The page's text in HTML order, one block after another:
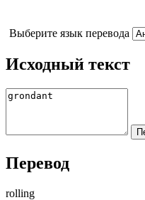
Выберите язык перевода
Исходный текст
Перевод
rolling